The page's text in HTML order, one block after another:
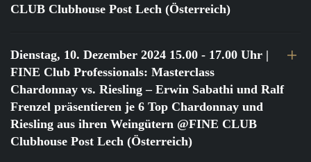
CLUB Clubhouse Post Lech (Österreich)
Dienstag, 10. Dezember 2024 15.00 - 17.00 Uhr |
FINE Club Professionals: Masterclass
Chardonnay vs. Riesling – Erwin Sabathi und Ralf
Frenzel präsentieren je 6 Top Chardonnay und
Riesling aus ihren Weingütern @FINE CLUB
Clubhouse Post Lech (Österreich)